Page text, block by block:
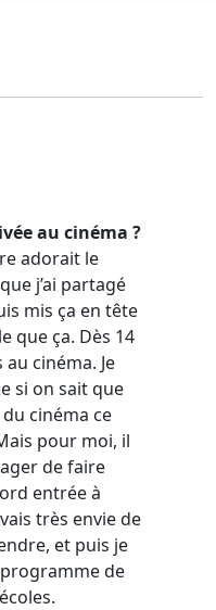
au cinéma ?
adorait le
j’ai partagé
mis ça en tête
que ça. Dès 14
cinéma. Je
si on sait que
du cinéma ce
pour moi, il
de faire
entrée à
très envie de
et puis je
programme de